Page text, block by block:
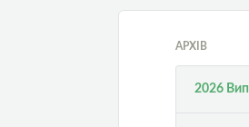
АРХІВ
2026